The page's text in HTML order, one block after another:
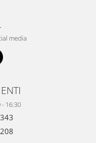
media
16:30